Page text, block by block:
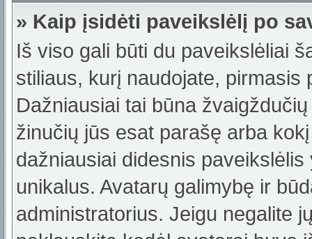
» Kaip įsidėti paveikslėlį po
Iš viso gali būti du paveikslėliai
stiliaus, kurį naudojate,
Dažniausiai tai būna
žinučių jūs esat parašę arba
dažniausiai didesnis
unikalus. Avatarų galimybę ir
administratorius. Jeigu negalite